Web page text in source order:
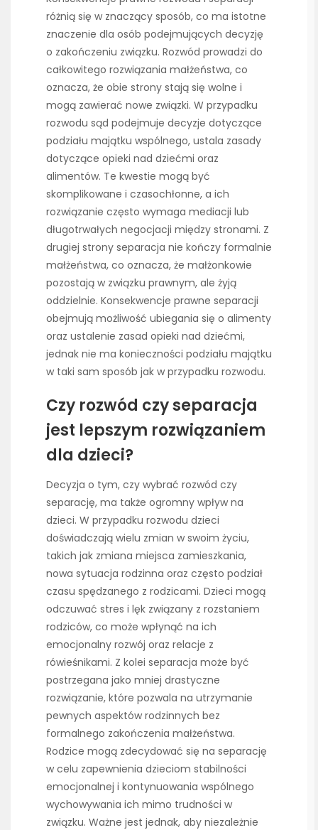
różnią się w znaczący sposób, co ma istotne
znaczenie dla osób podejmujących decyzję
o zakończeniu związku. Rozwód prowadzi do
całkowitego rozwiązania małżeństwa, co
oznacza, że obie strony stają się wolne i
mogą zawierać nowe związki. W przypadku
rozwodu sąd podejmuje decyzje dotyczące
podziału majątku wspólnego, ustala zasady
dotyczące opieki nad dziećmi oraz
alimentów. Te kwestie mogą być
skomplikowane i czasochłonne, a ich
rozwiązanie często wymaga mediacji lub
długotrwałych negocjacji między stronami. Z
drugiej strony separacja nie kończy formalnie
małżeństwa, co oznacza, że małżonkowie
pozostają w związku prawnym, ale żyją
oddzielnie. Konsekwencje prawne separacji
obejmują możliwość ubiegania się o alimenty
oraz ustalenie zasad opieki nad dziećmi,
jednak nie ma konieczności podziału majątku
w taki sam sposób jak w przypadku rozwodu.
Czy rozwód czy separacja
jest lepszym rozwiązaniem
dla dzieci?
Decyzja o tym, czy wybrać rozwód czy
separację, ma także ogromny wpływ na
dzieci. W przypadku rozwodu dzieci
doświadczają wielu zmian w swoim życiu,
takich jak zmiana miejsca zamieszkania,
nowa sytuacja rodzinna oraz często podział
czasu spędzanego z rodzicami. Dzieci mogą
odczuwać stres i lęk związany z rozstaniem
rodziców, co może wpłynąć na ich
emocjonalny rozwój oraz relacje z
rówieśnikami. Z kolei separacja może być
postrzegana jako mniej drastyczne
rozwiązanie, które pozwala na utrzymanie
pewnych aspektów rodzinnych bez
formalnego zakończenia małżeństwa.
Rodzice mogą zdecydować się na separację
w celu zapewnienia dzieciom stabilności
emocjonalnej i kontynuowania wspólnego
wychowywania ich mimo trudności w
związku. Ważne jest jednak, aby niezależnie